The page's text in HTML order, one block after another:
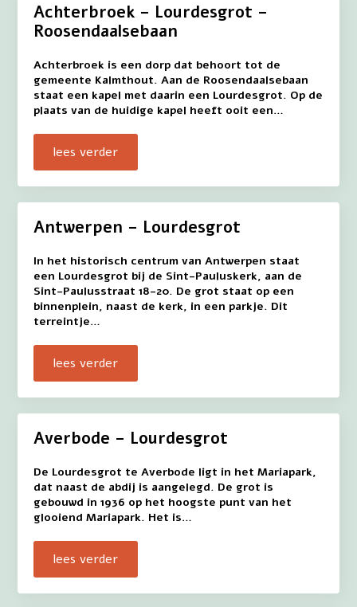
Achterbroek – Lourdesgrot –
Roosendaalsebaan
Achterbroek is een dorp dat behoort tot de
gemeente Kalmthout. Aan de Roosendaalsebaan
staat een kapel met daarin een Lourdesgrot. Op de
plaats van de huidige kapel heeft ooit een…
lees verder
Antwerpen – Lourdesgrot
In het historisch centrum van Antwerpen staat
een Lourdesgrot bij de Sint-Pauluskerk, aan de
Sint-Paulusstraat 18-20. De grot staat op een
binnenplein, naast de kerk, in een parkje. Dit
terreintje…
lees verder
Averbode – Lourdesgrot
De Lourdesgrot te Averbode ligt in het Mariapark,
dat naast de abdij is aangelegd. De grot is
gebouwd in 1936 op het hoogste punt van het
glooiend Mariapark. Het is…
lees verder